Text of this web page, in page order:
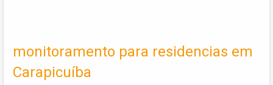
monitoramento para residencias em
Carapicuíba